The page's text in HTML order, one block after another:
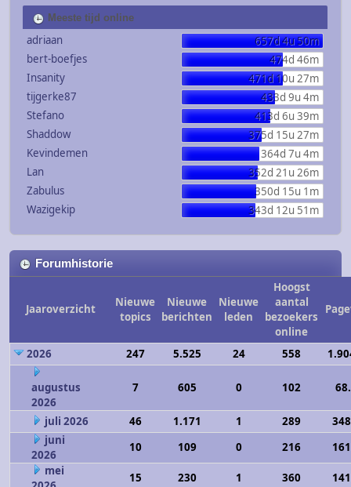
Meeste tijd online
adriaan
657d 4u 50m
bert-boefjes
474d 46m
Insanity
471d 10u 27m
tijgerke87
433d 9u 4m
Stefano
413d 6u 39m
Shaddow
375d 15u 27m
Kevindemen
364d 7u 4m
Lan
352d 21u 26m
Zabulus
350d 15u 1m
Wazigekip
343d 12u 51m
Forumhistorie
Jaaroverzicht
Nieuwe
topics
Nieuwe
berichten
Nieuwe
leden
Hoogst
aantal
bezoekers
online
2026 247 5.525 24 558
augustus
2026
7 605 0 102
juli 2026 46 1.171 1 289
juni
2026
10 109 0 216
mei
15 230 1 360